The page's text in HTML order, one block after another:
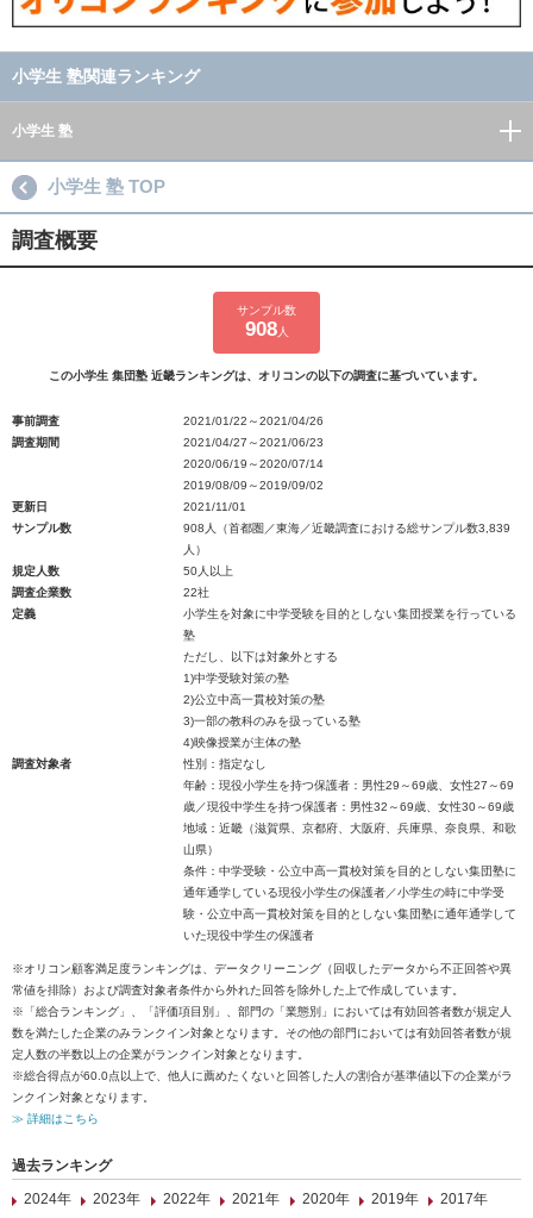
小学生 塾関連ランキング
小学生 塾
小学生 塾 TOP
調査概要
サンプル数
908人
この小学生 集団塾 近畿ランキングは、オリコンの以下の調査に基づいています。
事前調査
2021/01/22～2021/04/26
調査期間
2021/04/27～2021/06/23
2020/06/19～2020/07/14
2019/08/09～2019/09/02
更新日
2021/11/01
サンプル数
908人（首都圏／東海／近畿調査における総サンプル数3,839
人）
規定人数
50人以上
調査企業数
22社
定義
小学生を対象に中学受験を目的としない集団授業を行っている
塾
ただし、以下は対象外とする
1)中学受験対策の塾
2)公立中高一貫校対策の塾
3)一部の教科のみを扱っている塾
4)映像授業が主体の塾
調査対象者
性別：指定なし
年齢：現役小学生を持つ保護者：男性29～69歳、女性27～69
歳／現役中学生を持つ保護者：男性32～69歳、女性30～69歳
地域：近畿（滋賀県、京都府、大阪府、兵庫県、奈良県、和歌
山県）
条件：中学受験・公立中高一貫校対策を目的としない集団塾に
通年通学している現役小学生の保護者／小学生の時に中学受
験・公立中高一貫校対策を目的としない集団塾に通年通学して
いた現役中学生の保護者
※オリコン顧客満足度ランキングは、データクリーニング（回収したデータから不正回答や異
常値を排除）および調査対象者条件から外れた回答を除外した上で作成しています。
※「総合ランキング」、「評価項目別」、部門の「業態別」においては有効回答者数が規定人
数を満たした企業のみランクイン対象となります。その他の部門においては有効回答者数が規
定人数の半数以上の企業がランクイン対象となります。
※総合得点が60.0点以上で、他人に薦めたくないと回答した人の割合が基準値以下の企業がラ
ンクイン対象となります。
≫ 詳細はこちら
過去ランキング
2024年
2023年 2022年 2021年 2020年 2019年
2017年